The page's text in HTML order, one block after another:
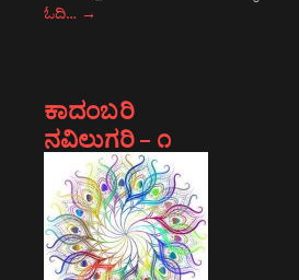
ಓದಿ… →
ಕಾದಂಬರಿ
ನವಿಲುಗರಿ – ೧